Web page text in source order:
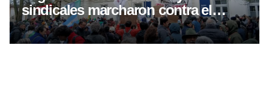
sindicales marcharon contra el
proyecto de inviolavilidad de
propiedad privada